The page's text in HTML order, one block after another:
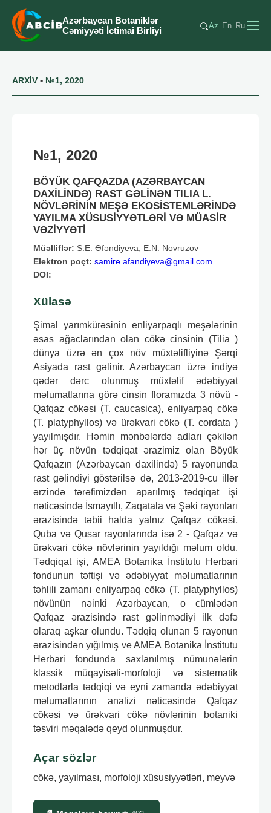
Azərbaycan Botaniklər
Cəmiyyəti İctimai Birliyi
Az En Ru
ARXİV - №1, 2020
№1, 2020
BÖYÜK QAFQAZDA (AZƏRBAYCAN
DAXİLİNDƏ) RAST GƏLİNƏN TILIA L.
NÖVLƏRİNİN MEŞƏ EKOSİSTEMLƏRİNDƏ
YAYILMA XÜSUSİYYƏTLƏRİ VƏ MÜASİR
VƏZİYYƏTİ
Müəlliflər: S.E. Əfəndiyeva, E.N. Novruzov
Elektron poçt: samire.afandiyeva@gmail.com
DOI:
Xülasə
Şimal yarımkürəsinin enliyarpaqlı meşələrinin
əsas ağaclarından olan cökə cinsinin (Tilia )
dünya üzrə ən çox növ müxtəlifliyinə Şərqi
Asiyada rast gəlinir. Azərbaycan üzrə indiyə
qədər dərc olunmuş müxtəlif ədəbiyyat
məlumatlarına görə cinsin floramızda 3 növü -
Qafqaz cökəsi (T. caucasica), enliyarpaq cökə
(T. platyphyllos) və ürəkvari cökə (T. cordata )
yayılmışdır. Həmin mənbələrdə adları çəkilən
hər üç növün tədqiqat ərazimiz olan Böyük
Qafqazın (Azərbaycan daxilində) 5 rayonunda
rast gəlindiyi göstərilsə də, 2013-2019-cu illər
ərzində tərəfimizdən aparılmış tədqiqat işi
nəticəsində İsmayıllı, Zaqatala və Şəki rayonları
ərazisində təbii halda yalnız Qafqaz cökəsi,
Quba və Qusar rayonlarında isə 2 - Qafqaz və
ürəkvari cökə növlərinin yayıldığı məlum oldu.
Tədqiqat işi, AMEA Botanika İnstitutu Herbari
fondunun təftişi və ədəbiyyat məlumatlarının
təhlili zamanı enliyarpaq cökə (T. platyphyllos)
növünün nəinki Azərbaycan, o cümlədən
Qafqaz ərazisində rast gəlinmədiyi ilk dəfə
olaraq aşkar olundu. Tədqiq olunan 5 rayonun
ərazisindən yığılmış ve AMEA Botanika İnstitutu
Herbari fondunda saxlanılmış nümunələrin
klassik müqayisəli-morfoloji və sistematik
metodlarla tədqiqi və eyni zamanda ədəbiyyat
məlumatlarının analizi nəticəsində Qafqaz
cökəsi və ürəkvari cökə növlərinin botaniki
təsviri məqalədə qeyd olunmuşdur.
Açar sözlər
cökə, yayılması, morfoloji xüsusiyyətləri, meyvə